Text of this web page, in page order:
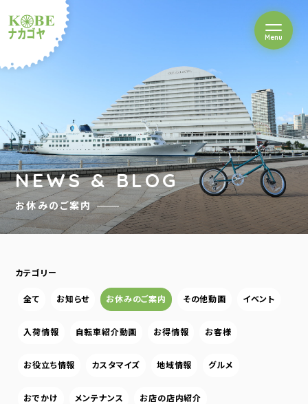
ルショップナカゴヤ
Menuを開閉
NEWS & BLOG
お休みのご案内
カテゴリー
全て お知らせ お休みのご案内 その他動画 イベント
入荷情報 自転車紹介動画 お得情報 お客様
お役立ち情報 カスタマイズ 地域情報 グルメ
おでかけ メンテナンス お店の店内紹介